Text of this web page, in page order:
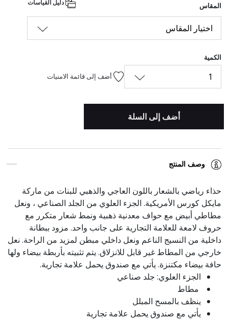
المقاس
اختيار المقاس
الكمية
1 أضف إلى قائمة الامنيات
أضف إلى السلة
وصف المنتج
حذاء رياضي بالشعار باللون العاجي والذهبي للبنات من ماركة
مايكل كورس الأمريكية. الجزء العلوي من الجلد الصناعي ، ونعل
مطاطي أبيض مع حواف معدنية ذهبية ونمط شعار متكرر مع
حروف لامعة للعلامة التجارية على جانب واحد. مزود ببطانة
داخلية من النسيج الناعم ونعل داخلي مبطن لمزيد من الراحة. نعل
خارجي من المطاط غير قابل للانزلاق. يتم تثبيته بأربطة بيضاء ولها
حافة بيضاء مكتنزة. يأتي مع صندوق يحمل علامة تجارية.
الجزء العلوي: جلد صناعي
مطاط
ينظف بالمسح المبلل
يأتي مع صندوق يحمل علامة تجارية